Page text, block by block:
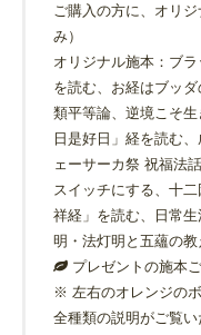
ご購入の方に、オリ
み）
オリジナル施本：ブ
を読む、お経はブッ
類平等論、逆境こそ
日是好日」経を読む
ェーサーカ祭 祝福法
スイッチにする、十
祥経」を読む、日常
明・法灯明と五蘊の教
プレゼントの施本
※ 左右のオレンジの
全種類の説明がご覧い